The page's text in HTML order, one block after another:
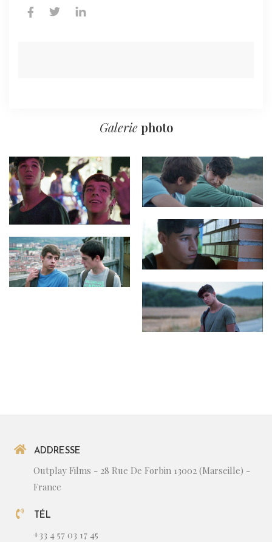
Galerie photo
ADDRESSE
Outplay Films - 28 Rue De Forbin 13002 (Marseille) -
France
TÉL
+33 4 57 03 17 45